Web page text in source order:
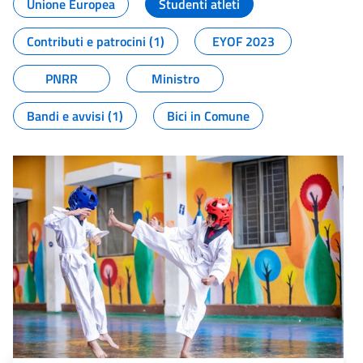
Unione Europea
Studenti atleti
Contributi e patrocini (1)
EYOF 2023
PNRR
Ministro
Bandi e avvisi (1)
Bici in Comune